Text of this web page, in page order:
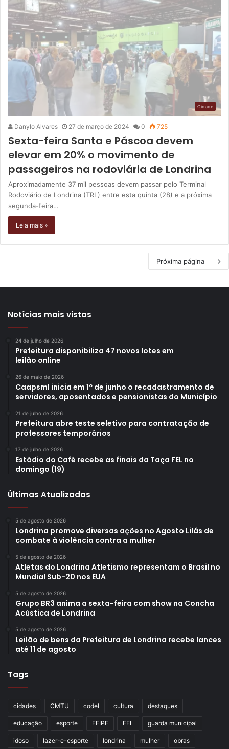
Cidade
Danylo Alvares 27 de março de 2024 0 725
Sexta-feira Santa e Páscoa devem
elevar em 20% o movimento de
passageiros na rodoviária de Londrina
Aproximadamente 37 mil pessoas devem passar pelo Terminal
Rodoviário de Londrina (TRL) entre esta quinta (28) e a próxima
segunda-feira…
Leia mais »
Próxima página
Notícias mais vistas
24 de julho de 2026
Prefeitura disponibiliza 47 novos lotes em
leilão online
26 de maio de 2026
Caapsml inicia em 1º de junho o recadastramento de
servidores, aposentados e pensionistas do Município
21 de julho de 2026
Prefeitura abre teste seletivo para contratação de
professores temporários
17 de julho de 2026
Estádio do Café recebe as finais da Taça FEL no
domingo (19)
Últimas Atualizadas
5 de agosto de 2026
Londrina promove diversas ações no Agosto Lilás de
combate à violência contra a mulher
5 de agosto de 2026
Atletas do Londrina Atletismo representam o Brasil no
Mundial Sub-20 nos EUA
5 de agosto de 2026
Grupo BR3 anima a sexta-feira com show na Concha
Acústica de Londrina
5 de agosto de 2026
Leilão de bens da Prefeitura de Londrina recebe lances
até 11 de agosto
Tags
cidades CMTU codel cultura destaques
educação esporte FEIPE FEL guarda municipal
idoso lazer-e-esporte londrina mulher obras